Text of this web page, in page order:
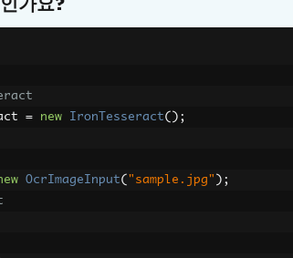
CPU에서 SEHException 발생
= new IronTesseract();
OcrImageInput( "sample.jpg" );